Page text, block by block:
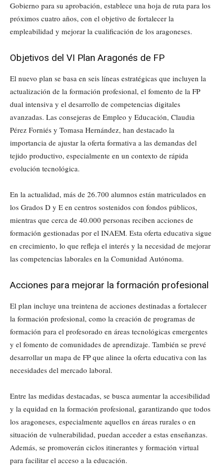
Gobierno para su aprobación, establece una hoja de ruta para los
próximos cuatro años, con el objetivo de fortalecer la
empleabilidad y mejorar la cualificación de los aragoneses.
Objetivos del VI Plan Aragonés de FP
El nuevo plan se basa en seis líneas estratégicas que incluyen la
actualización de la formación profesional, el fomento de la FP
dual intensiva y el desarrollo de competencias digitales
avanzadas. Las consejeras de Empleo y Educación, Claudia
Pérez Forniés y Tomasa Hernández, han destacado la
importancia de ajustar la oferta formativa a las demandas del
tejido productivo, especialmente en un contexto de rápida
evolución tecnológica.
En la actualidad, más de 26.700 alumnos están matriculados en
los Grados D y E en centros sostenidos con fondos públicos,
mientras que cerca de 40.000 personas reciben acciones de
formación gestionadas por el INAEM. Esta oferta educativa sigue
en crecimiento, lo que refleja el interés y la necesidad de mejorar
las competencias laborales en la Comunidad Autónoma.
Acciones para mejorar la formación profesional
El plan incluye una treintena de acciones destinadas a fortalecer
la formación profesional, como la creación de programas de
formación para el profesorado en áreas tecnológicas emergentes
y el fomento de comunidades de aprendizaje. También se prevé
desarrollar un mapa de FP que alinee la oferta educativa con las
necesidades del mercado laboral.
Entre las medidas destacadas, se busca aumentar la accesibilidad
y la equidad en la formación profesional, garantizando que todos
los aragoneses, especialmente aquellos en áreas rurales o en
situación de vulnerabilidad, puedan acceder a estas enseñanzas.
Además, se promoverán ciclos itinerantes y formación virtual
para facilitar el acceso a la educación.